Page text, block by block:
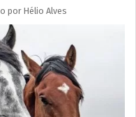
porHélio Alves